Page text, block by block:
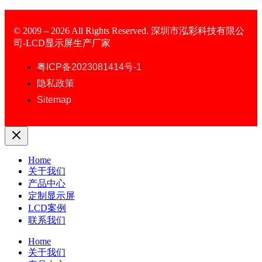
© 2009 – 2026 All Rights Reserved. 深圳市泓彩科技有限公
司-LCD显示屏生产厂家
粤ICP备2023081414号-1
隐私政策
Sitemap
Home
关于我们
产品中心
定制显示屏
LCD案例
联系我们
Home
关于我们